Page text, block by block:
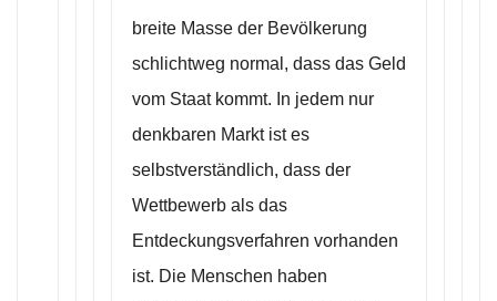
breite Masse der Bevölkerung
schlichtweg normal, dass das Geld
vom Staat kommt. In jedem nur
denkbaren Markt ist es
selbstverständlich, dass der
Wettbewerb als das
Entdeckungsverfahren vorhanden
ist. Die Menschen haben